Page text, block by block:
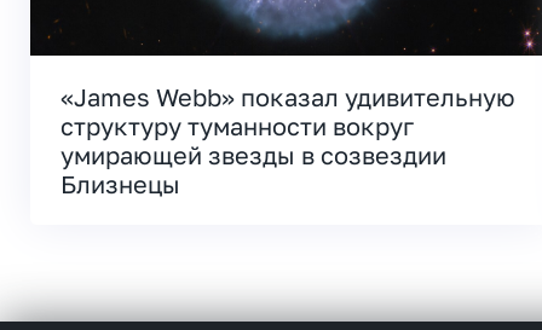
«James Webb» показал удивительную
структуру туманности вокруг
умирающей звезды в созвездии
Близнецы